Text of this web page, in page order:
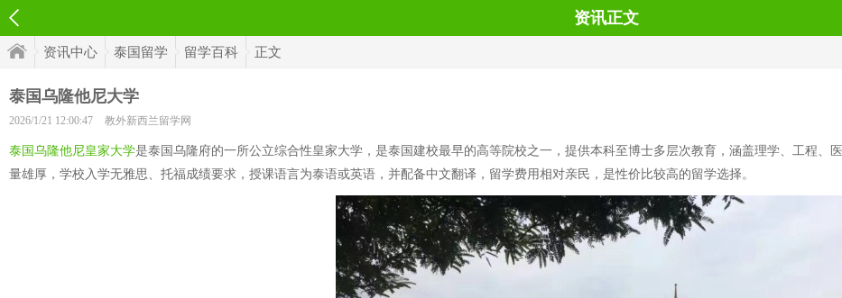
资讯正文
资讯中心 泰国留学 留学百科 正文
泰国乌隆他尼大学
2026/1/21 12:00:47 教外新西兰留学网
泰国乌隆他尼皇家大学是泰国乌隆府的一所公立综合性皇家大学，是泰国建校最早的高等院校之一，提供本科至博士多层次教育，涵盖理学、工程、
量雄厚，学校入学无雅思、托福成绩要求，授课语言为泰语或英语，并配备中文翻译，留学费用相对亲民，是性价比较高的留学选择。